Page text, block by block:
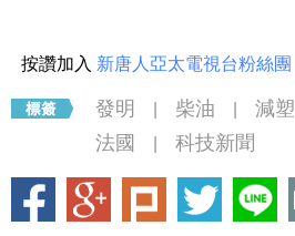
按讚加入 新唐人亞太電視台粉絲團
發明 柴油 減塑
法國 科技新聞